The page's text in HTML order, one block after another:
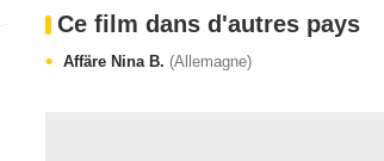
Ce film dans d'autres pays
Affäre Nina B. (Allemagne)